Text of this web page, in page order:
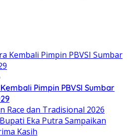
Pimpin PBVSI Sumbar